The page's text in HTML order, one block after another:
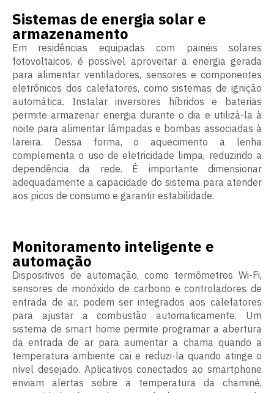
Sistemas de energia solar e
armazenamento
Em residências equipadas com painéis solares
fotovoltaicos, é possível aproveitar a energia gerada
para alimentar ventiladores, sensores e componentes
eletrônicos dos calefatores, como sistemas de ignição
automática. Instalar inversores híbridos e baterias
permite armazenar energia durante o dia e utilizá-la à
noite para alimentar lâmpadas e bombas associadas à
lareira. Dessa forma, o aquecimento a lenha
complementa o uso de eletricidade limpa, reduzindo a
dependência da rede. É importante dimensionar
adequadamente a capacidade do sistema para atender
aos picos de consumo e garantir estabilidade.
Monitoramento inteligente e
automação
Dispositivos de automação, como termômetros Wi-Fi,
sensores de monóxido de carbono e controladores de
entrada de ar, podem ser integrados aos calefatores
para ajustar a combustão automaticamente. Um
sistema de smart home permite programar a abertura
da entrada de ar para aumentar a chama quando a
temperatura ambiente cai e reduzi-la quando atinge o
nível desejado. Aplicativos conectados ao smartphone
enviam alertas sobre a temperatura da chaminé,